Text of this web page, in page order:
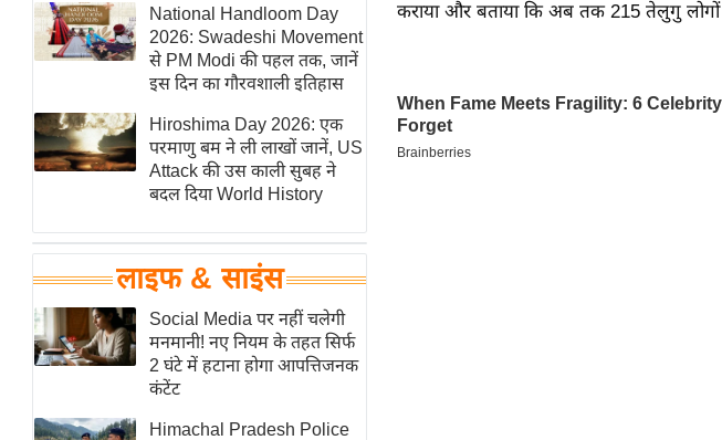
हॉलीवुड
फिल्म समीक्षा
Breaking
News
लाइफस्टाइल
टेक्नॉलॉजी
घरेलू नुस्खे
पर्यटन स्थल
फिटनेस मंत्रा
रिलेशनशिप
राजनीति
विश्लेषण
National Handloom Day
2026: Swadeshi Movement
से PM Modi की पहल तक, जानें
इस दिन का गौरवशाली इतिहास
Hiroshima Day 2026: एक
परमाणु बम ने ली लाखों जानें, US
Attack की उस काली सुबह ने
बदल दिया World History
लाइफ & साइंस
Social Media पर नहीं चलेगी
मनमानी! नए नियम के तहत सिर्फ
2 घंटे में हटाना होगा आपत्तिजनक
कंटेंट
Himachal Pradesh Police
कराया और बताया कि अब तक 215 तेलुगु